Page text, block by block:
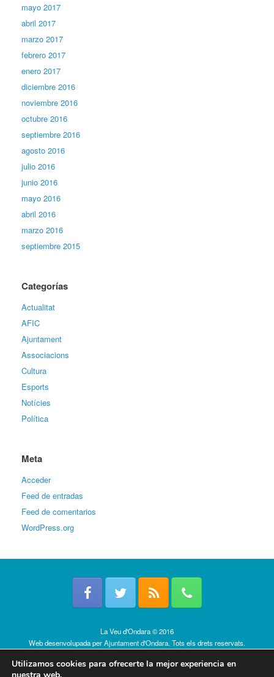
mayo 2017
abril 2017
marzo 2017
febrero 2017
enero 2017
diciembre 2016
noviembre 2016
octubre 2016
septiembre 2016
agosto 2016
julio 2016
junio 2016
mayo 2016
abril 2016
marzo 2016
septiembre 2015
Categorías
Actualitat
AFIC
Ajuntament
Associacions
Cultura
Esports
Notícies
Política
Meta
Acceder
Feed de entradas
Feed de comentarios
WordPress.org
La Veu d'Ondara © 2016
Web desenvolupada perAjuntament d'Ondara. Tots els drets reservats.
Utilizamos cookies para ofrecerte la mejor experiencia en